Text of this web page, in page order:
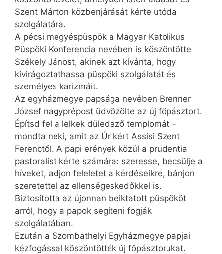
Szent Márton közbenjárását kérte utóda
szolgálatára.
A pécsi megyéspüspök a Magyar Katolikus
Püspöki Konferencia nevében is köszöntötte
Székely Jánost, akinek azt kívánta, hogy
kivirágoztathassa püspöki szolgálatát és
személyes karizmáit.
Az egyházmegye papsága nevében Brenner
József nagyprépost üdvözölte az új főpásztort.
Építsd fel a lelkek düledező templomát –
mondta neki, amit az Úr kért Assisi Szent
Ferenctől. A papi erények közül a prudentia
pastoralist kérte számára: szeresse, becsülje a
híveket, adjon feleletet a kérdéseikre, bánjon
szeretettel az ellenségeskedőkkel is.
Biztosította az újonnan beiktatott püspököt
arról, hogy a papok segíteni fogják
szolgálatában.
Ezután a Szombathelyi Egyházmegye papjai
kézfogással köszöntötték új főpásztorukat.